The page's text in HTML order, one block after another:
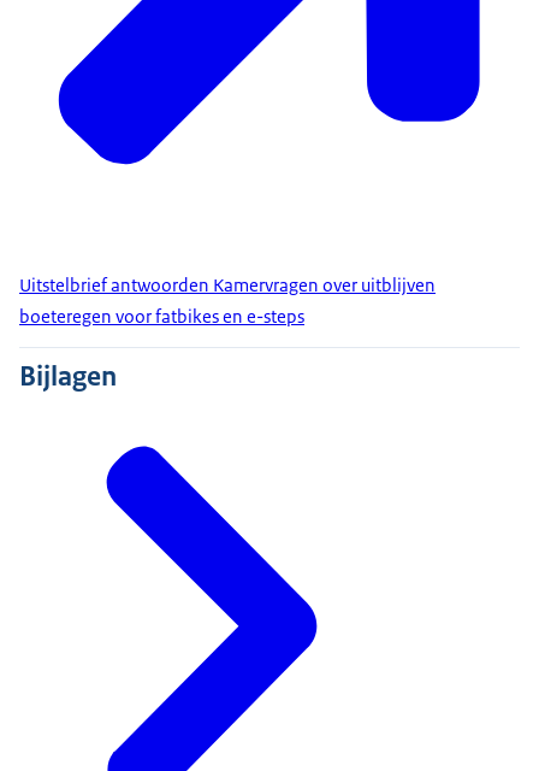
Uitstelbrief antwoorden Kamervragen over uitblijven
boeteregen voor fatbikes en e-steps
Bijlagen